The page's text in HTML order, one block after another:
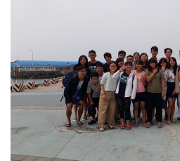
系砂鍋
師生聯誼
大胃王